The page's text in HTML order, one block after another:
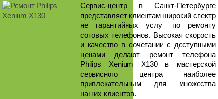
Сервис-центр в Санкт-Петербурге
представляет клиентам широкий спектр
не гарантийных услуг по ремонту
сотовых телефонов. Высокая скорость
и качество в сочетании с доступными
ценами делают ремонт телефона
Philips Xenium X130 в мастерской
сервисного центра наиболее
привлекательным для множества
наших клиентов.